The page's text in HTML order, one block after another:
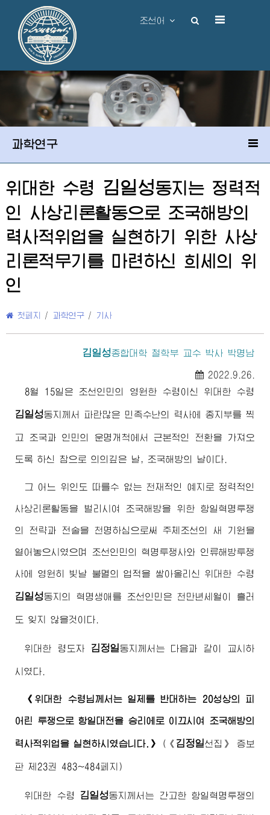
조선어
과학연구
위대한 수령 김일성동지 는 정력적
인 사상리론활동으로 조국해방의
력사적위업을 실현하기 위한 사상
리론적무기를 마련하신 희세의 위
인
첫페지 / 과학연구 / 기사
김일성종합대학 철학부 교수 박사 박명남
2022.9.26.
8월 15일은 조선인민의 영원한 수령 이신 위대한 수령
김일성동지 께서 파란많은 민족수난의 력사에 종지부를 찍
고 조국과 인민의 운명개척에서 근본적인 전환을 가져오
도록 하신 참으로 의의깊은 날, 조국해방의 날이다.
그 어느 위인도 따를수 없는 천재적인 예지로 정력적인
사상리론활동을 벌리시여 조국해방을 위한 항일혁명투쟁
의 전략과 전술을 천명하심으로써 주체조선의 새 기원을
열어놓으시였으며 조선인민의 혁명투쟁사와 인류해방투쟁
사에 영원히 빛날 불멸의 업적을 쌓아올리신위대한 수령
김일성동지 의 혁명생애를 조선인민은 천만년세월이 흘러
도 잊지 않을것이다.
위대한 령도자 김정일동지 께서는 다음과 같이 교시하
시였다.
《위대한 수령님께서 는 일제를 반대하는 20성상의 피
어린 투쟁으로 항일대전을 승리에로 이끄시여 조국해방의
력사적위업을 실현하시였습니다.》 ( 《 김정일선집》 증보
판 제23권 483~484페지)
위대한 수령 김일성동지 께서는 간고한 항일혁명투쟁의